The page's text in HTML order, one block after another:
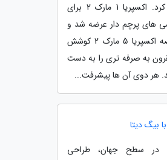
هم رونمایی کرد. اکسپریا 1 مارک 2 برای
های پرچم دار عرضه شد و
سونی با عرضه اکسپریا 5 مارک 2 کوشش
به صرفه تری را به دست
هر دوی آن ها پیشرفت...
بیگ دیتا
در سطح جهان، طراحی